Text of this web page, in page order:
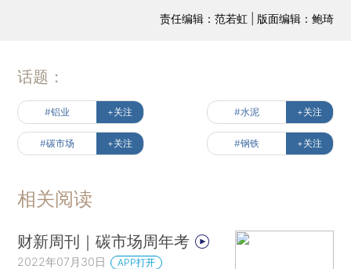
责任编辑：范若虹 | 版面编辑：鲍琦
话题：
#铝业 +关注 #水泥 +关注
#碳市场 +关注 #钢铁 +关注
相关阅读
财新周刊｜碳市场周年考
2022年07月30日 APP打开